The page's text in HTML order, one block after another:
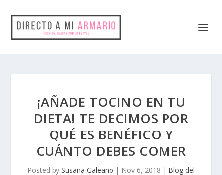
¡AÑADE TOCINO EN TU
DIETA! TE DECIMOS POR
QUÉ ES BENÉFICO Y
CUÁNTO DEBES COMER
Posted by Susana Galeano | Nov 6, 2018 | Blog del